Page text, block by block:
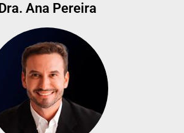
Dra. Ana Pereira